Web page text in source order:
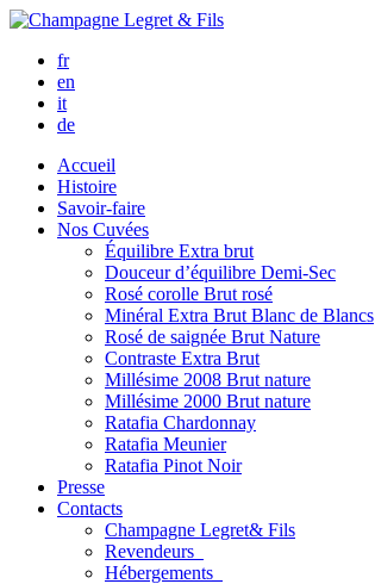
fr
en
it
de
Accueil
Histoire
Savoir-faire
Nos Cuvées
Équilibre Extra brut
Douceur d’équilibre Demi-Sec
Rosé corolle Brut rosé
Minéral Extra Brut Blanc de Blancs
Rosé de saignée Brut Nature
Contraste Extra Brut
Millésime 2008 Brut nature
Millésime 2000 Brut nature
Ratafia Chardonnay
Ratafia Meunier
Ratafia Pinot Noir
Presse
Contacts
Champagne Legret& Fils
Revendeurs
Hébergements